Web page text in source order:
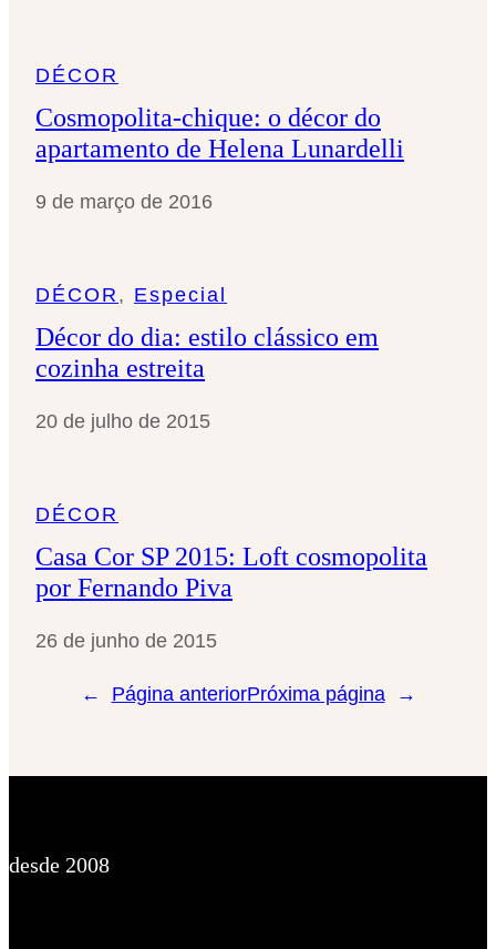
DÉCOR
Cosmopolita-chique: o décor do
apartamento de Helena Lunardelli
9 de março de 2016
DÉCOR , Especial
Décor do dia: estilo clássico em
cozinha estreita
20 de julho de 2015
DÉCOR
Casa Cor SP 2015: Loft cosmopolita
por Fernando Piva
26 de junho de 2015
← Página anteriorPróxima página →
desde 2008